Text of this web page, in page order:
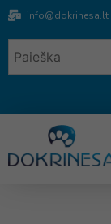
info@dokrinesa.lt